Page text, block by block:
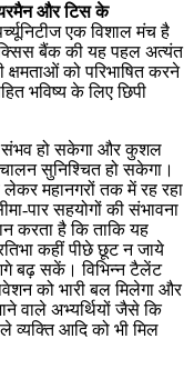
और टिस के
एक विशाल मंच है
बैंक की यह पहल अत्‍यंत
को परिभाषित करने
भविष्‍य के लिए छिपी
संभव हो सकेगा और कुशल
सुनिश्चित हो सकेगा।
महानगरों तक में रह रहा
पार सहयोगों की संभावना
करता है कि ताकि यह
कहीं पीछे छूट न जाये
बढ़ सकें। विभिन्‍न टैलेंट
को भारी बल मिलेगा और
वाले अभ्‍यर्थियों जैसे कि
व्‍यक्ति आदि को भी मिल